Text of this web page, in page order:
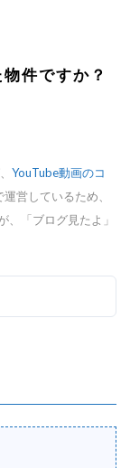
件ですか？
YouTube動画のコ
営しているため、
「ブログ見たよ」